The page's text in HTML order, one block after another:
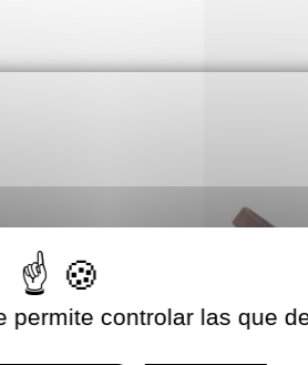
permite controlar las que